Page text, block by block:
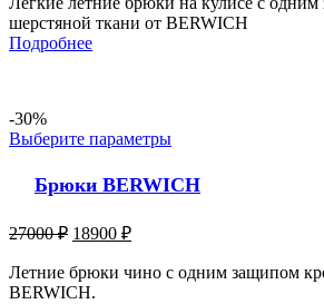
шерстяной ткани от BERWICH
Подробнее
-30%
Выберите параметры
Брюки BERWICH
27000₽ 18900 ₽
Летние брюки чино с одним защипом
BERWICH.